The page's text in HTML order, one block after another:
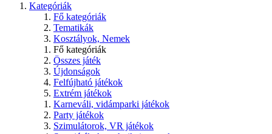
Kategóriák
Fő kategóriák
Tematikák
Kosztályok, Nemek
Fő kategóriák
Összes játék
Újdonságok
Felfújható játékok
Extrém játékok
Karneváli, vidámparki játékok
Party játékok
Szimulátorok, VR játékok